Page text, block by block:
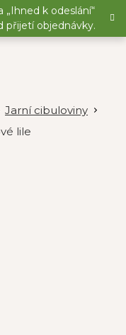
„Ihned k odeslání“
přijetí objednávky.
Jarní cibuloviny
lile